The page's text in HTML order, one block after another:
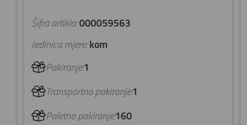
Šifra artikla:000059563
Jedinica mjere:kom
Pakiranje:1
Transportno pakiranje:1
Paletno pakiranje:160